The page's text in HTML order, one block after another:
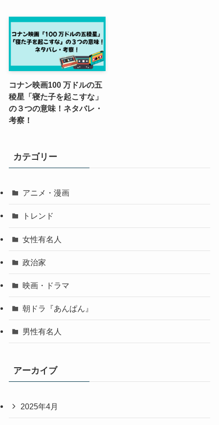
コナン映画100 万ドルの五
稜星「寝た子を起こすな」
の３つの意味！ネタバレ・
考察！
カテゴリー
アニメ・漫画
トレンド
女性有名人
政治家
映画・ドラマ
朝ドラ『あんぱん』
男性有名人
アーカイブ
2025年4月